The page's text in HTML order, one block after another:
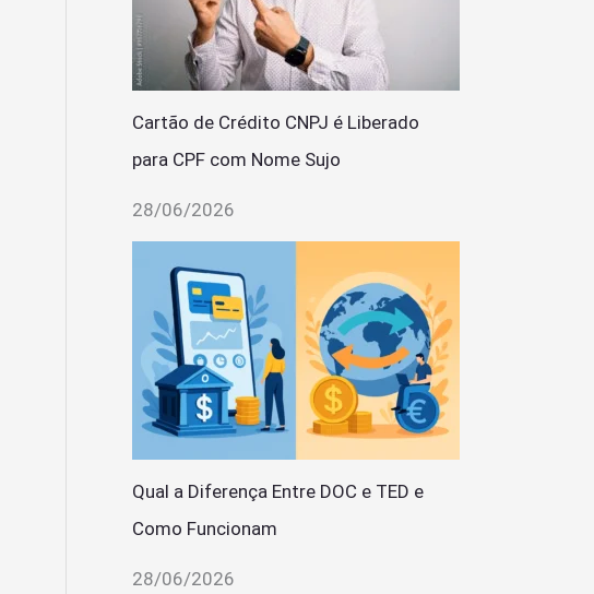
Cartão de Crédito CNPJ é Liberado
para CPF com Nome Sujo
28/06/2026
Qual a Diferença Entre DOC e TED e
Como Funcionam
28/06/2026